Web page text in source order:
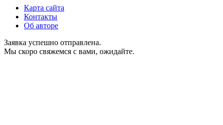
Карта сайта
Контакты
Об авторе
Заявка успешно отправлена.
Мы скоро свяжемся с вами, ожидайте.